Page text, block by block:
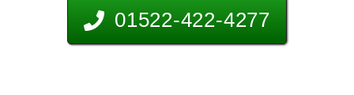
01522-422-4277